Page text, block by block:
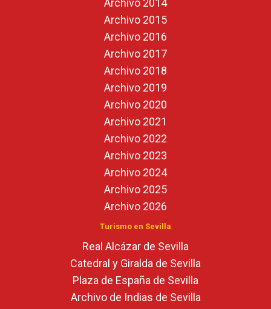
Archivo 2014
Archivo 2015
Archivo 2016
Archivo 2017
Archivo 2018
Archivo 2019
Archivo 2020
Archivo 2021
Archivo 2022
Archivo 2023
Archivo 2024
Archivo 2025
Archivo 2026
Turismo en Sevilla
Real Alcázar de Sevilla
Catedral y Giralda de Sevilla
Plaza de España de Sevilla
Archivo de Indias de Sevilla